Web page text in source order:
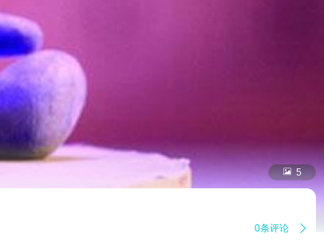
 5
0条评论 